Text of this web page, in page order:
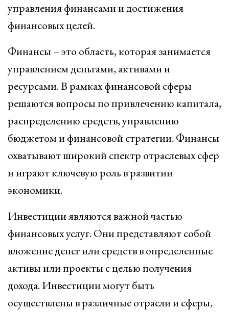
управления финансами и достижения
финансовых целей.
Финансы – это область, которая занимается
управлением деньгами, активами и
ресурсами. В рамках финансовой сферы
решаются вопросы по привлечению капитала,
распределению средств, управлению
бюджетом и финансовой стратегии. Финансы
охватывают широкий спектр отраслевых сфер
и играют ключевую роль в развитии
экономики.
Инвестиции являются важной частью
финансовых услуг. Они представляют собой
вложение денег или средств в определенные
активы или проекты с целью получения
дохода. Инвестиции могут быть
осуществлены в различные отрасли и сферы,